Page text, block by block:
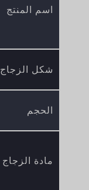
اسم المنتج
شكل الزجاج
الحجم
مادة الزجاج